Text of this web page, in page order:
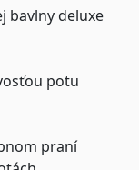
bavlny deluxe
potu
praní